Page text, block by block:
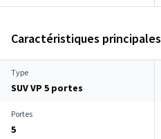
Caractéristiques principales
Type
SUV VP 5 portes
Portes
5